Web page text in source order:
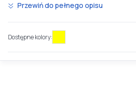
Przewiń do pełnego opisu
Dostępne kolory: